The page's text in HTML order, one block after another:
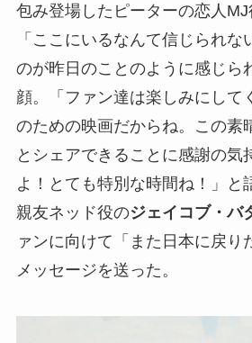
包み登場したピーターの恋人MJ
「ここにいるなんて信じられな
のが昨日のことのように感じら
顔。「ファン達は楽しみにして
のための映画だからね。この素
とシェアできることに感謝の気
よ！とても特別な時間ね！」と
親友ネッド役のジェイコブ・バ
ァンに向けて「また日本に戻り
メッセージを送った。